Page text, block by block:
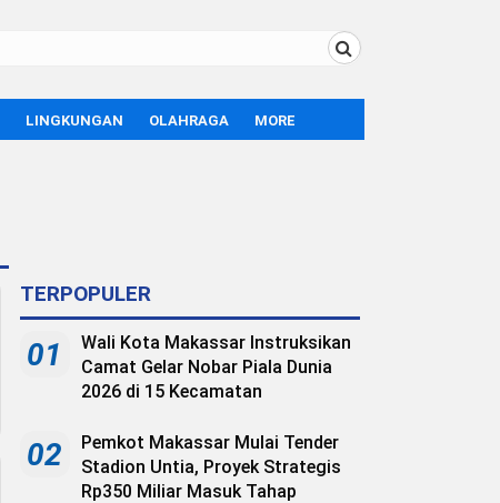
LINGKUNGAN OLAHRAGA MORE
TERPOPULER
01
Wali Kota Makassar Instruksikan
Camat Gelar Nobar Piala Dunia
2026 di 15 Kecamatan
02
Pemkot Makassar Mulai Tender
Stadion Untia, Proyek Strategis
Rp350 Miliar Masuk Tahap